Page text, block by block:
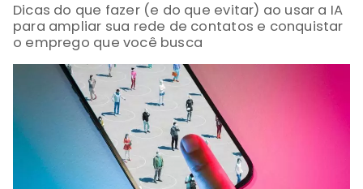
Dicas do que fazer (e do que evitar) ao usar a IA
para ampliar sua rede de contatos e conquistar
o emprego que você busca